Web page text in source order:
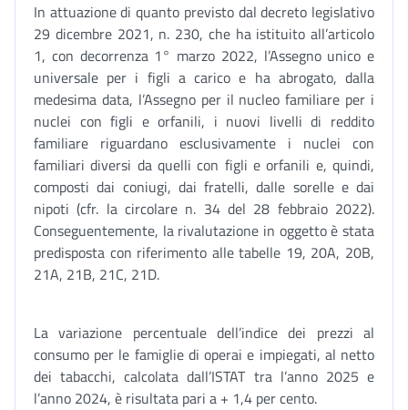
In attuazione di quanto previsto dal decreto legislativo
29 dicembre 2021, n. 230, che ha istituito all’articolo
1, con decorrenza 1° marzo 2022, l’Assegno unico e
universale per i figli a carico e ha abrogato, dalla
medesima data, l’Assegno per il nucleo familiare per i
nuclei con figli e orfanili, i nuovi livelli di reddito
familiare riguardano esclusivamente i nuclei con
familiari diversi da quelli con figli e orfanili e, quindi,
composti dai coniugi, dai fratelli, dalle sorelle e dai
nipoti (cfr. la circolare n. 34 del 28 febbraio 2022).
Conseguentemente, la rivalutazione in oggetto è stata
predisposta con riferimento alle tabelle 19, 20A, 20B,
21A, 21B, 21C, 21D.
La variazione percentuale dell’indice dei prezzi al
consumo per le famiglie di operai e impiegati, al netto
dei tabacchi, calcolata dall’ISTAT tra l’anno 2025 e
l’anno 2024, è risultata pari a + 1,4 per cento.